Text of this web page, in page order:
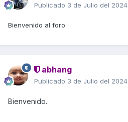
Publicado 3 de Julio del 2024
Bienvenido al foro
abhang
Publicado 3 de Julio del 2024
Bienvenido.